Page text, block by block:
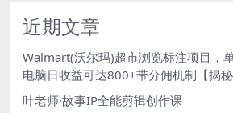
近期文章
Walmart(沃尔玛)超市浏览标注项目，
电脑日收益可达800+带分佣机制【揭秘
叶老师·故事IP全能剪辑创作课